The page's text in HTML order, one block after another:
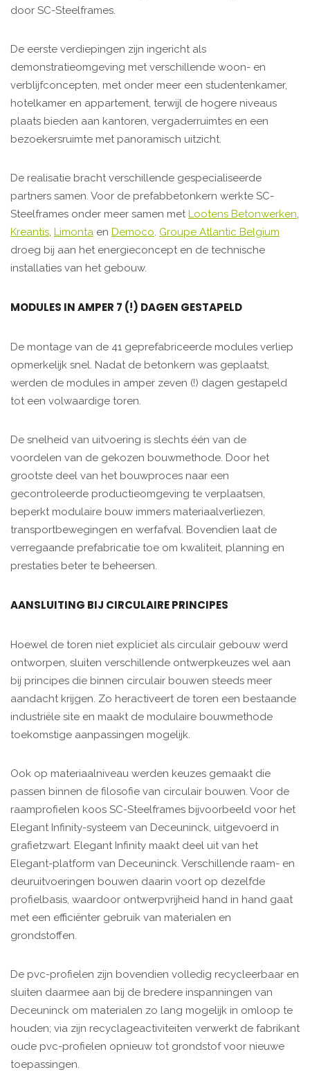
door SC-Steelframes.
De eerste verdiepingen zijn ingericht als
demonstratieomgeving met verschillende woon- en
verblijfconcepten, met onder meer een studentenkamer,
hotelkamer en appartement, terwijl de hogere niveaus
plaats bieden aan kantoren, vergaderruimtes en een
bezoekersruimte met panoramisch uitzicht.
De realisatie bracht verschillende gespecialiseerde
partners samen. Voor de prefabbetonkern werkte SC-
Steelframes onder meer samen met Lootens Betonwerken,
Kreantis, Limonta en Democo. Groupe Atlantic Belgium
droeg bij aan het energieconcept en de technische
installaties van het gebouw.
MODULES IN AMPER 7 (!) DAGEN GESTAPELD
De montage van de 41 geprefabriceerde modules verliep
opmerkelijk snel. Nadat de betonkern was geplaatst,
werden de modules in amper zeven (!) dagen gestapeld
tot een volwaardige toren.
De snelheid van uitvoering is slechts één van de
voordelen van de gekozen bouwmethode. Door het
grootste deel van het bouwproces naar een
gecontroleerde productieomgeving te verplaatsen,
beperkt modulaire bouw immers materiaalverliezen,
transportbewegingen en werfafval. Bovendien laat de
verregaande prefabricatie toe om kwaliteit, planning en
prestaties beter te beheersen.
AANSLUITING BIJ CIRCULAIRE PRINCIPES
Hoewel de toren niet expliciet als circulair gebouw werd
ontworpen, sluiten verschillende ontwerpkeuzes wel aan
bij principes die binnen circulair bouwen steeds meer
aandacht krijgen. Zo heractiveert de toren een bestaande
industriële site en maakt de modulaire bouwmethode
toekomstige aanpassingen mogelijk.
Ook op materiaalniveau werden keuzes gemaakt die
passen binnen de filosofie van circulair bouwen. Voor de
raamprofielen koos SC-Steelframes bijvoorbeeld voor het
Elegant Infinity-systeem van Deceuninck, uitgevoerd in
grafietzwart. Elegant Infinity maakt deel uit van het
Elegant-platform van Deceuninck. Verschillende raam- en
deuruitvoeringen bouwen daarin voort op dezelfde
profielbasis, waardoor ontwerpvrijheid hand in hand gaat
met een efficiënter gebruik van materialen en
grondstoffen.
De pvc-profielen zijn bovendien volledig recycleerbaar en
sluiten daarmee aan bij de bredere inspanningen van
Deceuninck om materialen zo lang mogelijk in omloop te
houden; via zijn recyclageactiviteiten verwerkt de fabrikant
oude pvc-profielen opnieuw tot grondstof voor nieuwe
toepassingen.